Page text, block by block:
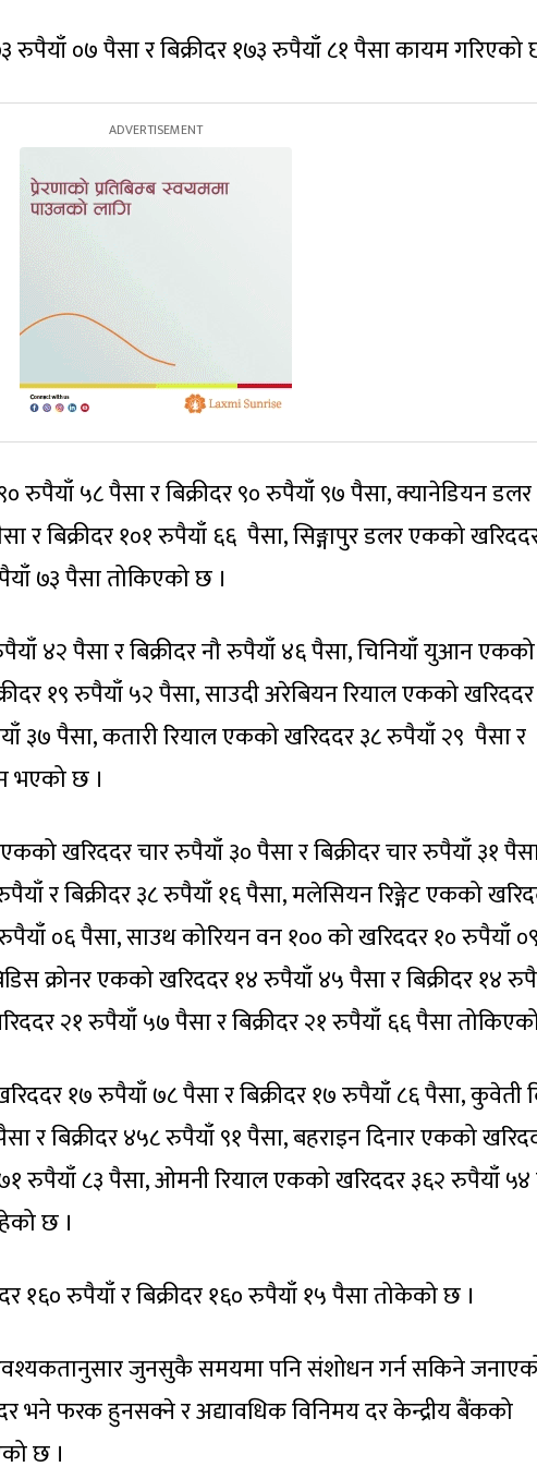
रुपैयाँ ०७ पैसा र बिक्रीदर १७३ रुपैयाँ ८१ पैसा कायम गरिएको
रुपैयाँ ५८ पैसा र बिक्रीदर ९० रुपैयाँ ९७ पैसा, क्यानेडियन डलर
र बिक्रीदर १०१ रुपैयाँ ६६ पैसा, सिङ्गापुर डलर एकको
७३ पैसा तोकिएको छ ।
४२ पैसा र बिक्रीदर नौ रुपैयाँ ४६ पैसा, चिनियाँ युआन एकको
१९ रुपैयाँ ५२ पैसा, साउदी अरेबियन रियाल एकको
३७ पैसा, कतारी रियाल एकको खरिददर ३८ रुपैयाँ २९ पैसा र
भएको छ ।
खरिददर चार रुपैयाँ ३० पैसा र बिक्रीदर चार रुपैयाँ ३१
र बिक्रीदर ३८ रुपैयाँ १६ पैसा, मलेसियन रिङ्गेट एकको
०६ पैसा, साउथ कोरियन वन १०० को खरिददर १० रुपैयाँ
क्रोनर एकको खरिददर १४ रुपैयाँ ४५ पैसा र बिक्रीदर १४
२१ रुपैयाँ ५७ पैसा र बिक्रीदर २१ रुपैयाँ ६६ पैसा
१७ रुपैयाँ ७८ पैसा र बिक्रीदर १७ रुपैयाँ ८६ पैसा, कुवेती
र बिक्रीदर ४५८ रुपैयाँ ९१ पैसा, बहराइन दिनार एकको
रुपैयाँ ८३ पैसा, ओमनी रियाल एकको खरिददर ३६२ रुपैयाँ
छ ।
१६० रुपैयाँ र बिक्रीदर १६० रुपैयाँ १५ पैसा तोकेको छ ।
जुनसुकै समयमा पनि संशोधन गर्न सकिने
भने फरक हुनसक्ने र अद्यावधिक विनिमय दर केन्द्रीय बैंकको
छ ।